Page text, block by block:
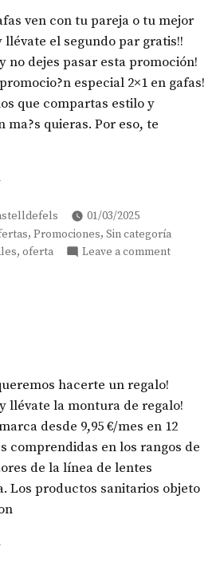
gafas,
un
sólo
precio!
ven con tu pareja o tu mejor
llévate el segundo par gratis!!
no dejes pasar esta promoción!
especial 2×1 en gafas!
que compartas estilo y
ma?s quieras. Por eso, te
01/03/2025
, Promociones, Sin categoría
, oferta Leave a commenton
hacerte un regalo!
llévate la montura de regalo!
desde 9,95 €/mes en 12
comprendidas en los rangos de
de la línea de lentes
Los productos sanitarios objeto